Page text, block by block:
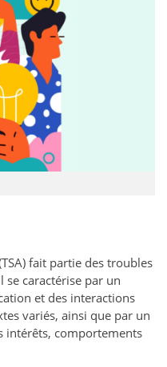
fait partie des troubles
se caractérise par un
et des interactions
variés, ainsi que par un
intérêts, comportements